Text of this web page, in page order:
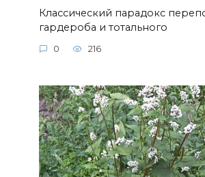
Классический парадокс
гардероба и тотального
0 216